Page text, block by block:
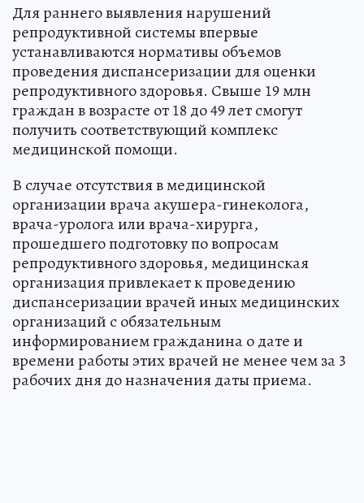
Для раннего выявления нарушений
репродуктивной системы впервые
устанавливаются нормативы объемов
проведения диспансеризации для оценки
репродуктивного здоровья. Свыше 19 млн
граждан в возрасте от 18 до 49 лет смогут
получить соответствующий комплекс
медицинской помощи.
В случае отсутствия в медицинской
организации врача акушера-гинеколога,
врача-уролога или врача-хирурга,
прошедшего подготовку по вопросам
репродуктивного здоровья, медицинская
организация привлекает к проведению
диспансеризации врачей иных медицинских
организаций с обязательным
информированием гражданина о дате и
времени работы этих врачей не менее чем за 3
рабочих дня до назначения даты приема.